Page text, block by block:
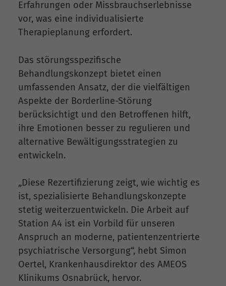
Erfahrungen oder Missbrauchserlebnisse
vor, was eine individualisierte
Therapieplanung erfordert.
Das störungsspezifische
Behandlungskonzept bietet einen
umfassenden Ansatz, der die vielfältigen
Aspekte der Borderline-Störung
berücksichtigt und den Betroffenen hilft,
ihre Emotionen besser zu regulieren und
alternative Bewältigungsstrategien zu
entwickeln.
„Diese Rezertifizierung zeigt, wie wichtig es
ist, spezialisierte Behandlungskonzepte
stetig weiterzuentwickeln. Die Arbeit auf
Station A4 ist ein Vorbild für unseren
Anspruch an moderne, patientenzentrierte
psychiatrische Versorgung“, hebt Simon
Oertel, Krankenhausdirektor des AMEOS
Klinikums Osnabrück, hervor.